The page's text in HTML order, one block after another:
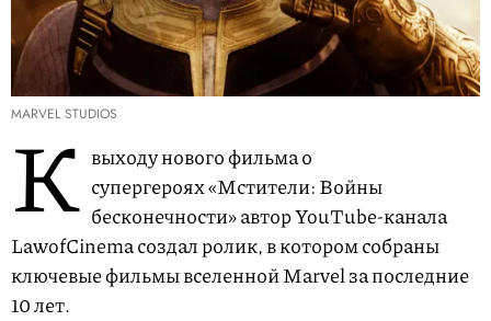
MARVEL STUDIOS
К выходу нового фильма о
супергероях «Мстители: Войны
бесконечности» автор YouTube-канала
LawofCinema создал ролик, в котором собраны
ключевые фильмы вселенной Marvel за последние
10 лет.